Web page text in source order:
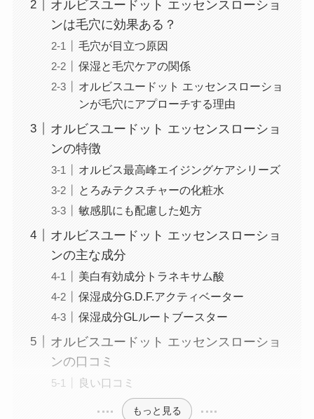
オルビスユードット エッセンスローショ
ンは毛穴に効果ある？
毛穴が目立つ原因
保湿と毛穴ケアの関係
オルビスユードット エッセンスローショ
ンが毛穴にアプローチする理由
オルビスユードット エッセンスローショ
ンの特徴
オルビス最高峰エイジングケアシリーズ
とろみテクスチャーの化粧水
敏感肌にも配慮した処方
オルビスユードット エッセンスローショ
ンの主な成分
美白有効成分トラネキサム酸
保湿成分G.D.F.アクティベーター
保湿成分GLルートブースター
オルビスユードット エッセンスローショ
ンの口コミ
良い口コミ
もっと見る